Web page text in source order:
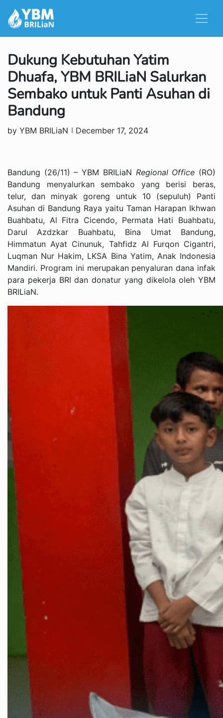
Dukung Kebutuhan Yatim
Dhuafa, YBM BRILiaN Salurkan
Sembako untuk Panti Asuhan di
Bandung
by YBM BRILiaN December 17, 2024
Bandung (26/11) – YBM BRILiaN Regional Office (RO)
Bandung menyalurkan sembako yang berisi beras,
telur, dan minyak goreng untuk 10 (sepuluh) Panti
Asuhan di Bandung Raya yaitu Taman Harapan Ikhwan
Buahbatu, Al Fitra Cicendo, Permata Hati Buahbatu,
Darul Azdzkar Buahbatu, Bina Umat Bandung,
Himmatun Ayat Cinunuk, Tahfidz Al Furqon Cigantri,
Luqman Nur Hakim, LKSA Bina Yatim, Anak Indonesia
Mandiri. Program ini merupakan penyaluran dana infak
para pekerja BRI dan donatur yang dikelola oleh YBM
BRILiaN.